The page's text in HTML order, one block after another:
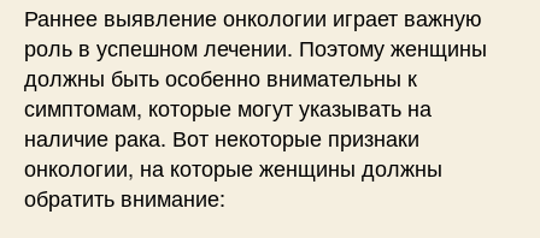
Раннее выявление онкологии играет важную
роль в успешном лечении. Поэтому женщины
должны быть особенно внимательны к
симптомам, которые могут указывать на
наличие рака. Вот некоторые признаки
онкологии, на которые женщины должны
обратить внимание: